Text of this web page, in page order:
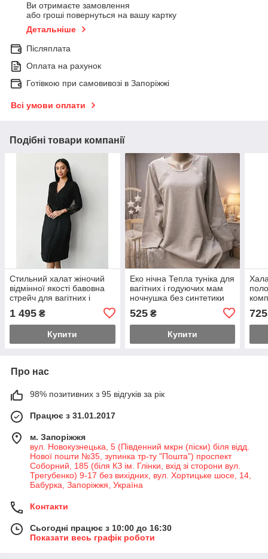
Ви отримаєте замовлення
або гроші повернуться на вашу картку
Детальніше
Післяплата
Оплата на рахунок
Готівкою при самовивозі в Запоріжжі
Всі умови оплати
Подібні товари компанії
Стильний халат жіночий
відмінної якості бавовна
стрейч для вагітних і
Мамин дом Хл
1 495 ₴
Купити
Еко нічна Тепла туніка для
вагітних і годуючих мам
ночнушка без синтетики
525₴
Купити
725
Про нас
98% позитивних з 95 відгуків за рік
Працює з 31.01.2017
м. Запоріжжя
вул. Новокузнецька, 5 (Південний мкрн (піски) біля відд.
Нової пошти №35, зупинка тр-ту "Пошта") проспект
Соборний, 185 (біля КЗ ім. Глінки, вхід зі сторони вул.
Трегубенко) 9-17 без вихідних, вул. Хортицьке шосе, 14,
Бабурка, Запоріжжя, Україна
Контакти
Сьогодні працює з 10:00 до 16:30
Показати весь графік роботи